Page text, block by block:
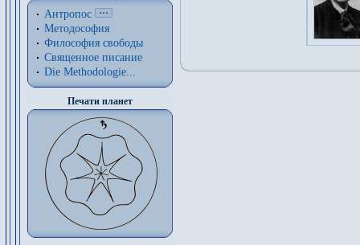
Антропос
Методософия
Философия cвободы
Священное писание
Die Methodologie...
Печати планет